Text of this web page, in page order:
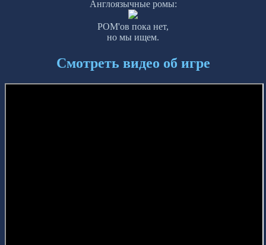
Англоязычные ромы:
РОМ'ов пока нет,
но мы ищем.
Смотреть видео об игре